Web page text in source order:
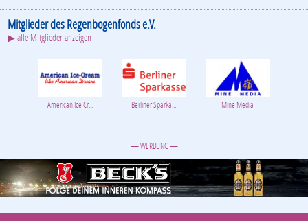
Mitglieder des Regenbogenfonds e.V.
▶ alle Mitglieder anzeigen
American Ice Cr... Berliner Sparka... Mine Media
— WERBUNG —